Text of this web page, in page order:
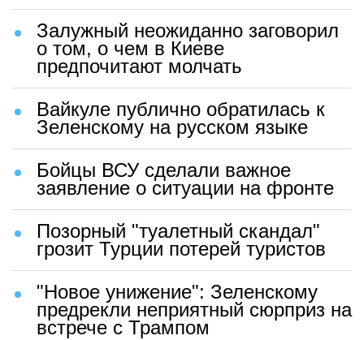
Залужный неожиданно заговорил
о том, о чем в Киеве
предпочитают молчать
Вайкуле публично обратилась к
Зеленскому на русском языке
Бойцы ВСУ сделали важное
заявление о ситуации на фронте
Позорный "туалетный скандал"
грозит Турции потерей туристов
"Новое унижение": Зеленскому
предрекли неприятный сюрприз на
встрече с Трампом